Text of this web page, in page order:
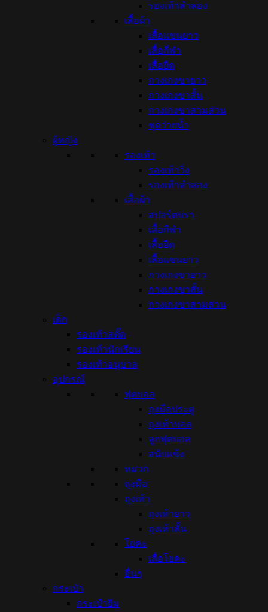
รองเท้าลำลอง
เสื้อผ้า
เสื้อแขนยาว
เสื้อกีฬา
เสื้อยืด
กางเกงขายาว
กางเกงขาสั้น
กางเกงขาสามส่วน
ชุดว่ายน้ำ
ผู้หญิง
รองเท้า
รองเท้าวิ่ง
รองเท้าลำลอง
เสื้อผ้า
สปอร์ตบรา
เสื้อกีฬา
เสื้อยืด
เสื้อแขนยาว
กางเกงขายาว
กางเกงขาสั้น
กางเกงขาสามส่วน
เด็ก
รองเท้าสตั๊ด
รองเท้านักเรียน
รองเท้าอนุบาล
อุปกรณ์
ฟุตบอล
ถุงมือประตู
ถุงเท้าบอล
ลูกฟุตบอล
สนับแข้ง
หมวก
ถุงมือ
ถุงเท้า
ถุงเท้ายาว
ถุงเท้าสั้น
โยคะ
เสื่อโยคะ
อื่นๆ
กระเป๋า
กระเป๋ายิม